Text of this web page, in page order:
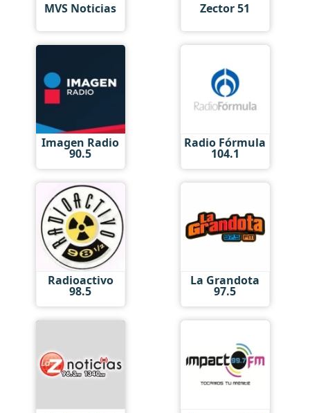
MVS Noticias Zector 51
Imagen Radio
90.5
Radio Fórmula
104.1
Radioactivo
98.5
La Grandota
97.5